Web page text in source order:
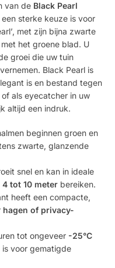
van de Black Pearl
sterke keuze is voor
met zijn bijna zwarte
het groene blad. U
groei die uw tuin
Black Pearl is
is en bestand tegen
als eyecatcher in uw
altijd een indruk.
beginnen groen en
zwarte, glanzende
snel en kan in ideale
4 tot 10 meter bereiken.
heeft een compacte,
hagen of privacy-
tot ongeveer -25°C
voor gematigde